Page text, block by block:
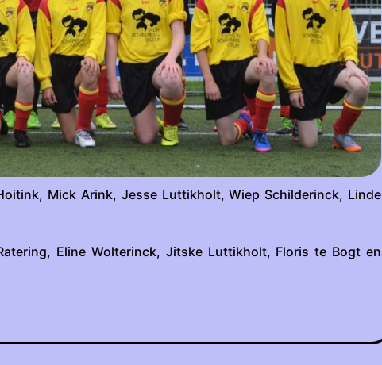
Mick Arink, Jesse Luttikholt, Wiep Schilderinck, Linde
Eline Wolterinck, Jitske Luttikholt, Floris te Bogt en